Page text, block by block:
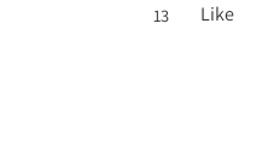
Like
13